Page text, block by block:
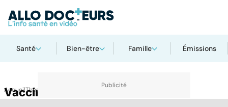
Santé Bien-être Famille Émissions
AccueilThématiques
Vaccin contre le rotavirus